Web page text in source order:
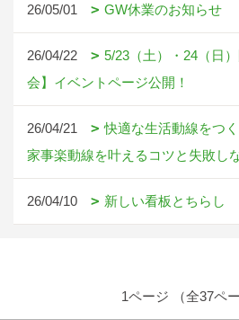
26/05/01 GW休業のお知らせ
26/04/22
5/23（土）・24（日
会】イベントページ公開！
26/04/21
快適な生活動線をつ
家事楽動線を叶えるコツと失敗し
26/04/10 新しい看板とちらし
1ページ （全37ペー